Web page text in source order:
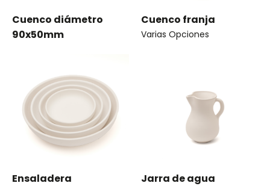
Cuenco diámetro
90x50mm
Cuenco franja
Varias Opciones
Ensaladera
Jarra de agua